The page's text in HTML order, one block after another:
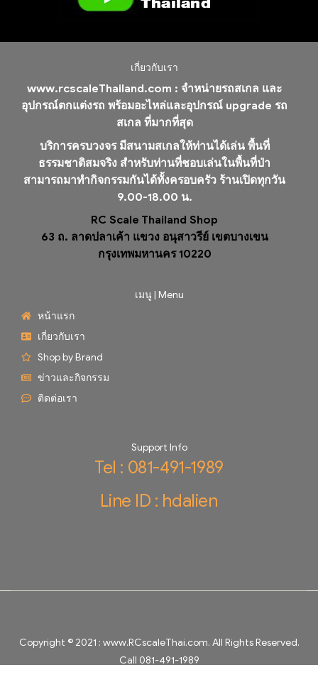
เกี่ยวกับเรา
www.rcscaleThailand.com : จำหน่ายรถสเกล และ
อุปกรณ์ตกแต่งรถ พร้อมอะไหล่และอุปกรณ์ upgrade รถ
สเกล ที่มากที่สุด
บริการครบวงจร มีสนามสเกลให้ท่านได้เล่น พื้นที่
ธรรมชาติสมจริง สำหรับท่านที่ชอบเล่นในพื้นที่ป่า
สามารถมาทำกิจกรรมกันได้ทั้งครอบครัว ร้านเปิดทุกวัน
9.00-18.00 น.
RC Scale Thailand Shop
63 ถ. ลาดปลาเค้า แขวง อนุสาวรีย์ เขตบางเขน
กรุงเทพมหานคร 10220
เมนู | Menu
หน้าแรก
เกี่ยวกับเรา
Shop by Brand
ข่าวและกิจกรรม
ติดต่อเรา
Support Info
Tel : 081-491-1989
Line ID : hdalien
Copyright © 2021 : www.RCscaleThai.com. All Rights Reserved.
Call 081-491-1989